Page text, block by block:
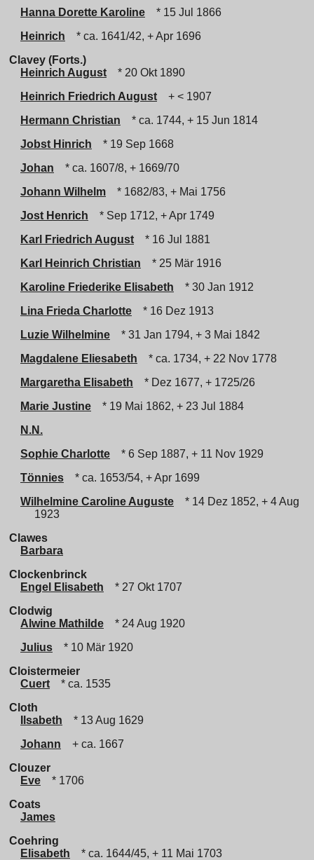
Hanna Dorette Karoline
* 15 Jul 1866
Heinrich
* ca. 1641/42, + Apr 1696
Clavey (Forts.)
Heinrich August
* 20 Okt 1890
Heinrich Friedrich August
+ < 1907
Hermann Christian
* ca. 1744, + 15 Jun 1814
Jobst Hinrich
* 19 Sep 1668
Johan
* ca. 1607/8, + 1669/70
Johann Wilhelm
* 1682/83, + Mai 1756
Jost Henrich
* Sep 1712, + Apr 1749
Karl Friedrich August
* 16 Jul 1881
Karl Heinrich Christian
* 25 Mär 1916
Karoline Friederike Elisabeth
* 30 Jan 1912
Lina Frieda Charlotte
* 16 Dez 1913
Luzie Wilhelmine
* 31 Jan 1794, + 3 Mai 1842
Magdalene Eliesabeth
* ca. 1734, + 22 Nov 1778
Margaretha Elisabeth
* Dez 1677, + 1725/26
Marie Justine
* 19 Mai 1862, + 23 Jul 1884
N.N.
Sophie Charlotte
* 6 Sep 1887, + 11 Nov 1929
Tönnies
* ca. 1653/54, + Apr 1699
Wilhelmine Caroline Auguste
* 14 Dez 1852, + 4 Aug
1923
Clawes
Barbara
Clockenbrinck
Engel Elisabeth
* 27 Okt 1707
Clodwig
Alwine Mathilde
* 24 Aug 1920
Julius
* 10 Mär 1920
Cloistermeier
Cuert
* ca. 1535
Cloth
Ilsabeth
* 13 Aug 1629
Johann
+ ca. 1667
Clouzer
Eve
* 1706
Coats
James
Coehring
Elisabeth
* ca. 1644/45, + 11 Mai 1703